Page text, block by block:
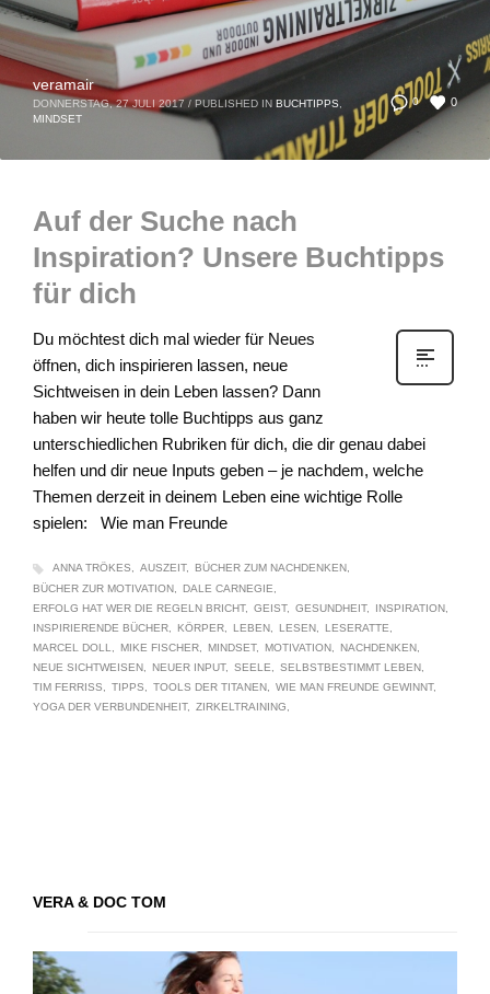
0 0
veramair
DONNERSTAG, 27 JULI 2017 / PUBLISHED IN BUCHTIPPS,
MINDSET
Auf der Suche nach
Inspiration? Unsere Buchtipps
für dich
Du möchtest dich mal wieder für Neues
öffnen, dich inspirieren lassen, neue
Sichtweisen in dein Leben lassen? Dann
haben wir heute tolle Buchtipps aus ganz
unterschiedlichen Rubriken für dich, die dir genau dabei
helfen und dir neue Inputs geben – je nachdem, welche
Themen derzeit in deinem Leben eine wichtige Rolle
spielen: Wie man Freunde
ANNA TRÖKES AUSZEIT
BÜCHER ZUM NACHDENKEN
BÜCHER ZUR MOTIVATION
DALE CARNEGIE
ERFOLG HAT WER DIE REGELN BRICHT
GEIST GESUNDHEIT
INSPIRATION
INSPIRIERENDE BÜCHER
KÖRPER LEBEN LESEN
LESERATTE
MARCEL DOLL
MIKE FISCHER MINDSET MOTIVATION
NACHDENKEN
NEUE SICHTWEISEN
NEUER INPUT SEELE
SELBSTBESTIMMT LEBEN
TIM FERRISS
TIPPS TOOLS DER TITANEN
WIE MAN FREUNDE GEWINNT
YOGA DER VERBUNDENHEIT
ZIRKELTRAINING
VERA & DOC TOM